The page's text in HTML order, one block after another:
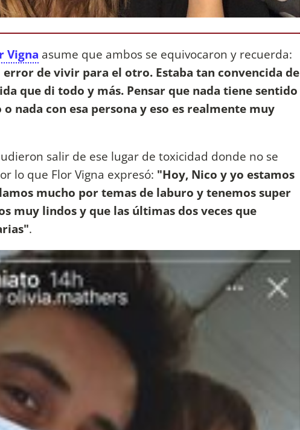
Vigna asume que ambos se equivocaron y recuerda:
de vivir para el otro. Estaba tan convencida de
que di todo y más. Pensar que nada tiene sentido
nada con esa persona y eso es realmente muy
salir de ese lugar de toxicidad donde no se
lo que Flor Vigna expresó: "Hoy, Nico y yo estamos
mucho por temas de laburo y tenemos super
muy lindos y que las últimas dos veces que
.